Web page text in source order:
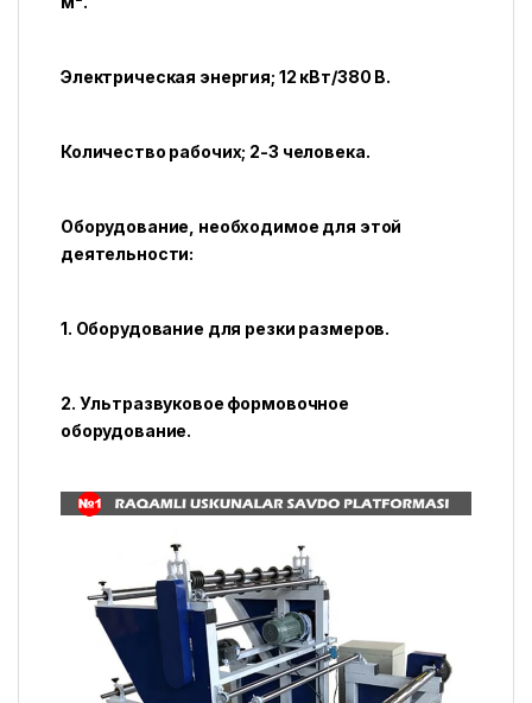
Электрическая энергия; 12 кВт/380 В.
Количество рабочих; 2-3 человека.
Оборудование, необходимое для этой
деятельности:
1. Оборудование для резки размеров.
2. Ультразвуковое формовочное
оборудование.